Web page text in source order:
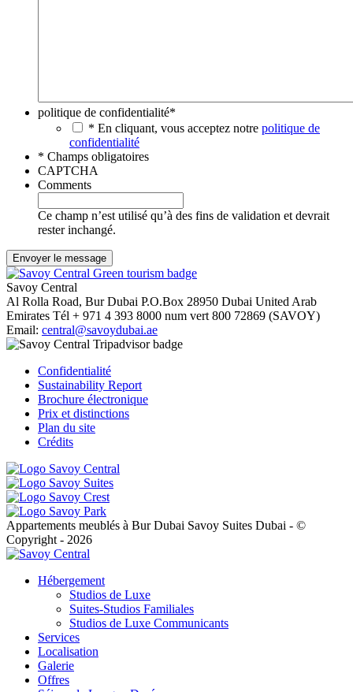
politique de confidentialité*
* En cliquant, vous acceptez notre politique de
confidentialité
* Champs obligatoires
CAPTCHA
Comments
Ce champ n’est utilisé qu’à des fins de validation et devrait
rester inchangé.
Savoy Central
Al Rolla Road, Bur Dubai P.O.Box 28950 Dubai United Arab
Emirates Tél + 971 4 393 8000 num vert 800 72869 (SAVOY)
Email: central@savoydubai.ae
Confidentialité
Sustainability Report
Brochure électronique
Prix et distinctions
Plan du site
Crédits
Appartements meublés à Bur Dubai Savoy Suites Dubai - ©
Copyright - 2026
Hébergement
Studios de Luxe
Suites-Studios Familiales
Studios de Luxe Communicants
Services
Localisation
Galerie
Offres